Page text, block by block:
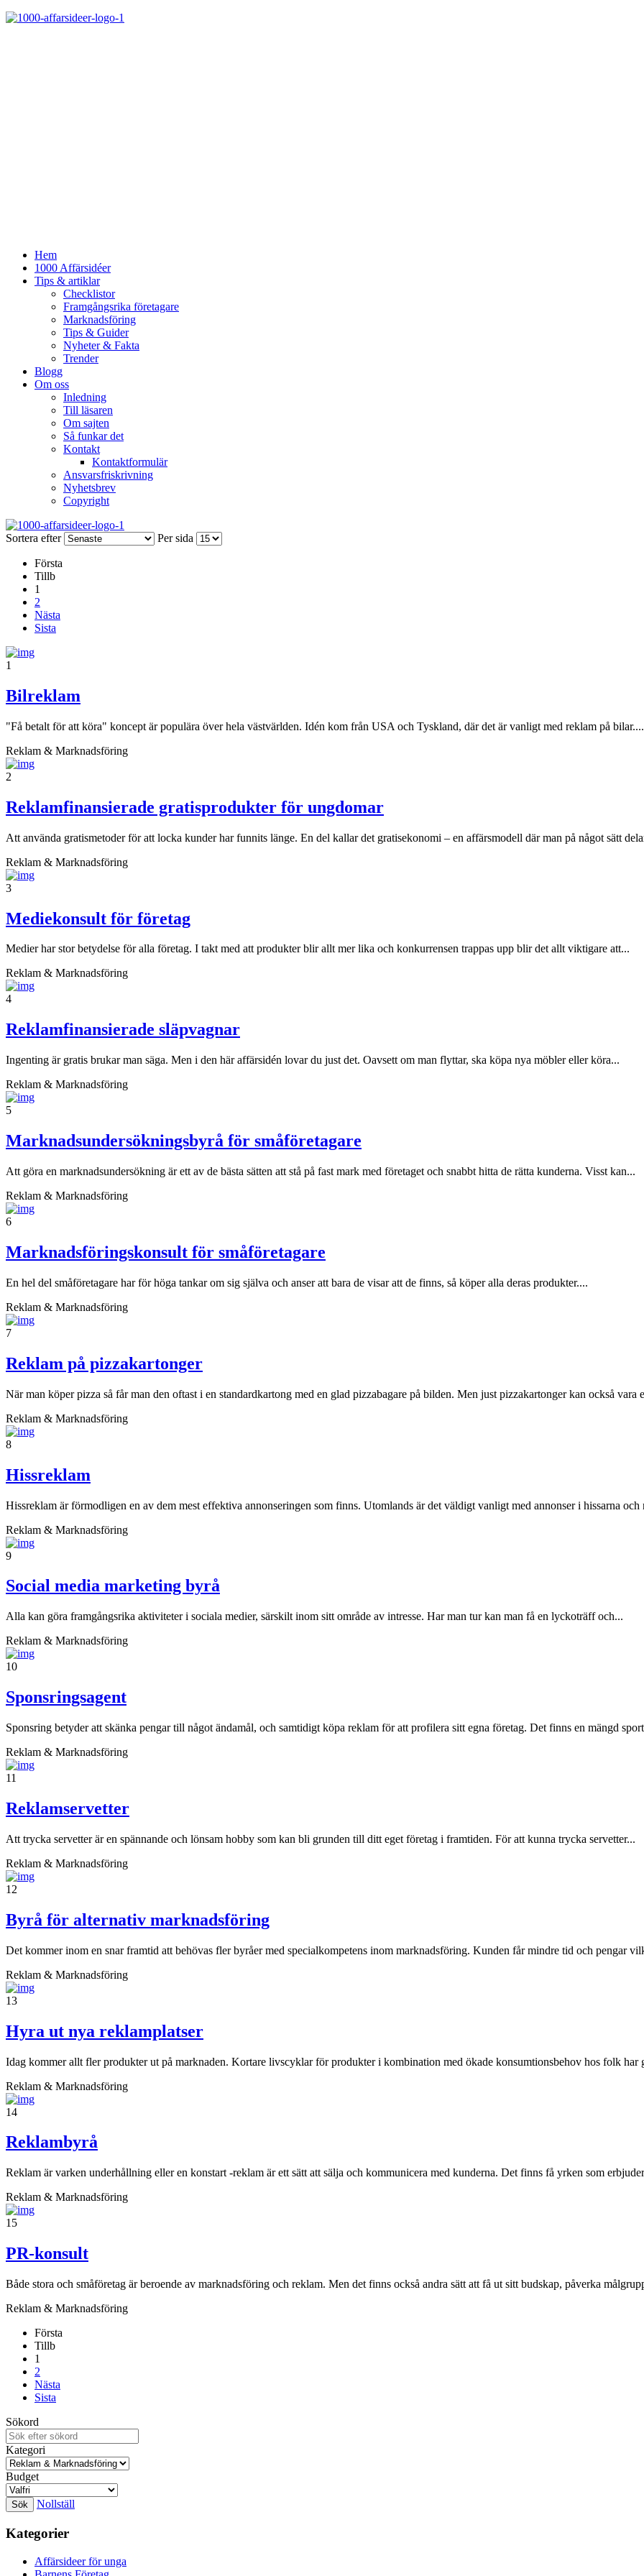
Hem
1000 Affärsidéer
Tips & artiklar
Checklistor
Framgångsrika företagare
Marknadsföring
Tips & Guider
Nyheter & Fakta
Trender
Blogg
Om oss
Inledning
Till läsaren
Om sajten
Så funkar det
Kontakt
Kontaktformulär
Ansvarsfriskrivning
Nyhetsbrev
Copyright
Sortera efter Per sida
Första
Tillb
1
2
Nästa
Sista
1
Bilreklam
"Få betalt för att köra" koncept är populära över hela västvärlden. Idén kom från USA och Tyskland, där det är vanligt med reklam på bilar....
Reklam & Marknadsföring
2
Reklamfinansierade gratisprodukter för ungdomar
Att använda gratismetoder för att locka kunder har funnits länge. En del kallar det gratisekonomi – en affärsmodell där man på något sätt
Reklam & Marknadsföring
3
Mediekonsult för företag
Medier har stor betydelse för alla företag. I takt med att produkter blir allt mer lika och konkurrensen trappas upp blir det allt viktigare att...
Reklam & Marknadsföring
4
Reklamfinansierade släpvagnar
Ingenting är gratis brukar man säga. Men i den här affärsidén lovar du just det. Oavsett om man flyttar, ska köpa nya möbler eller köra...
Reklam & Marknadsföring
5
Marknadsundersökningsbyrå för småföretagare
Att göra en marknadsundersökning är ett av de bästa sätten att stå på fast mark med företaget och snabbt hitta de rätta kunderna. Visst kan...
Reklam & Marknadsföring
6
Marknadsföringskonsult för småföretagare
En hel del småföretagare har för höga tankar om sig själva och anser att bara de visar att de finns, så köper alla deras produkter....
Reklam & Marknadsföring
7
Reklam på pizzakartonger
När man köper pizza så får man den oftast i en standardkartong med en glad pizzabagare på bilden. Men just pizzakartonger kan också vara
Reklam & Marknadsföring
8
Hissreklam
Hissreklam är förmodligen en av dem mest effektiva annonseringen som finns. Utomlands är det väldigt vanligt med annonser i hissarna och
Reklam & Marknadsföring
9
Social media marketing byrå
Alla kan göra framgångsrika aktiviteter i sociala medier, särskilt inom sitt område av intresse. Har man tur kan man få en lyckoträff och...
Reklam & Marknadsföring
10
Sponsringsagent
Sponsring betyder att skänka pengar till något ändamål, och samtidigt köpa reklam för att profilera sitt egna företag. Det finns en mängd
Reklam & Marknadsföring
11
Reklamservetter
Att trycka servetter är en spännande och lönsam hobby som kan bli grunden till ditt eget företag i framtiden. För att kunna trycka servetter...
Reklam & Marknadsföring
12
Byrå för alternativ marknadsföring
Det kommer inom en snar framtid att behövas fler byråer med specialkompetens inom marknadsföring. Kunden får mindre tid och pengar
Reklam & Marknadsföring
13
Hyra ut nya reklamplatser
Idag kommer allt fler produkter ut på marknaden. Kortare livscyklar för produkter i kombination med ökade konsumtionsbehov hos folk har
Reklam & Marknadsföring
14
Reklambyrå
Reklam är varken underhållning eller en konstart -reklam är ett sätt att sälja och kommunicera med kunderna. Det finns få yrken som
Reklam & Marknadsföring
15
PR-konsult
Både stora och småföretag är beroende av marknadsföring och reklam. Men det finns också andra sätt att få ut sitt budskap, påverka
Reklam & Marknadsföring
Första
Tillb
1
2
Nästa
Sista
Sökord
Kategori
Budget
Nollställ
Kategorier
Affärsideer för unga